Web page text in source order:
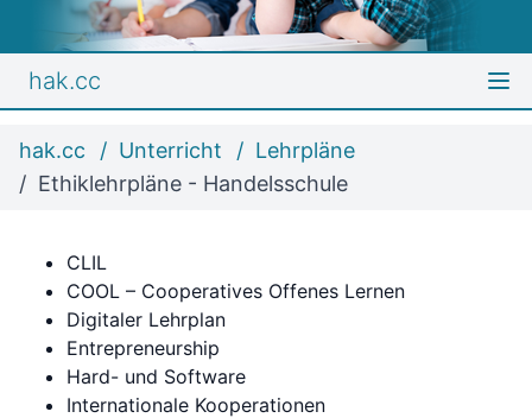
hak.cc
hak.cc Unterricht
Lehrpläne
Ethiklehrpläne - Handelsschule
CLIL
COOL – Cooperatives Offenes Lernen
Digitaler Lehrplan
Entrepreneurship
Hard- und Software
Internationale Kooperationen